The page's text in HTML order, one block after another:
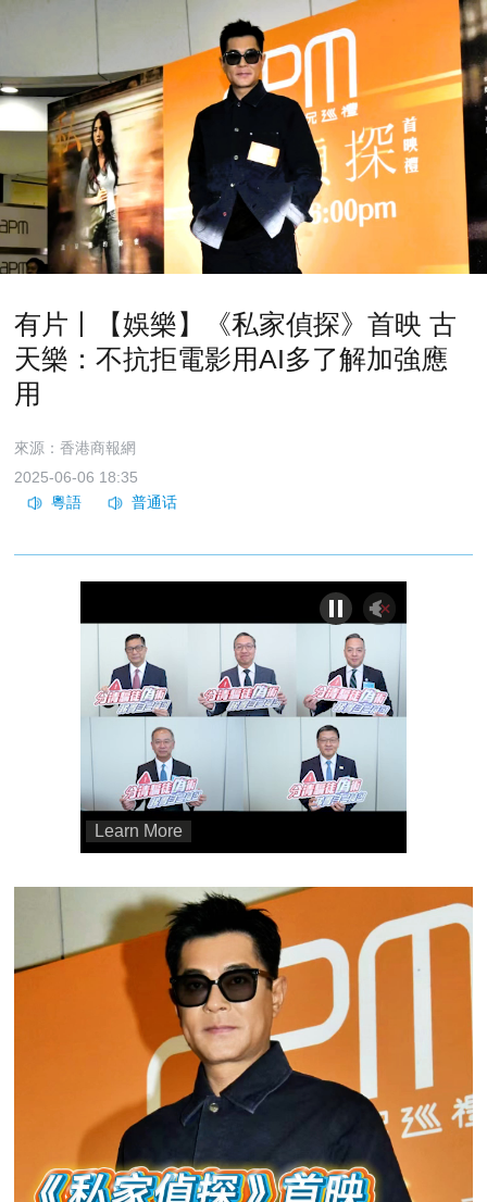
有片丨【娛樂】《私家偵探》首映 古
天樂：不抗拒電影用AI多了解加強應
用
來源：香港商報網
2025-06-06 18:35